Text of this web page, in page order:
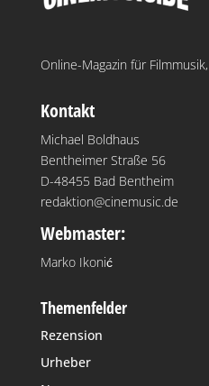
Online-Magazin für
Kontakt
Michael Boldhaus
Bentheimer Straße 56
D-48455 Bad Bentheim
redaktion@cinemusic.de
Webmaster:
Marko Ikonić
Themenfelder
Rezension
Urheber